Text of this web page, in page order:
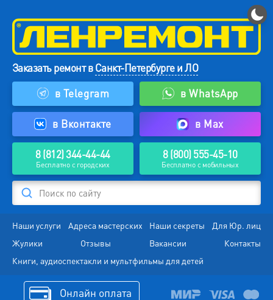
Заказать ремонт вСанкт-Петербурге и ЛО
в Telegram
в WhatsApp
в Вконтакте в Max
8 (812) 344-44-44
Бесплатно с городских
8 (800) 555-45-10
Бесплатно с мобильных
Поиск по сайту
Наши услуги Адреса мастерских Наши секреты
Для Юр. лиц
Жулики
Отзывы Вакансии
Контакты
Книги, аудиоспектакли и мультфильмы для детей
Онлайн оплата